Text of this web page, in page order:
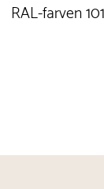
RAL-farven